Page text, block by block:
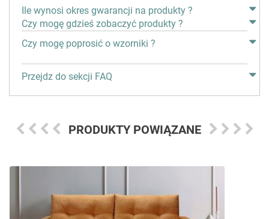
Ile wynosi okres gwarancji na produkty ?
Czy mogę gdzieś zobaczyć produkty ?
Czy mogę poprosić o wzorniki ?
Przejdz do sekcji FAQ
PRODUKTY POWIĄZANE